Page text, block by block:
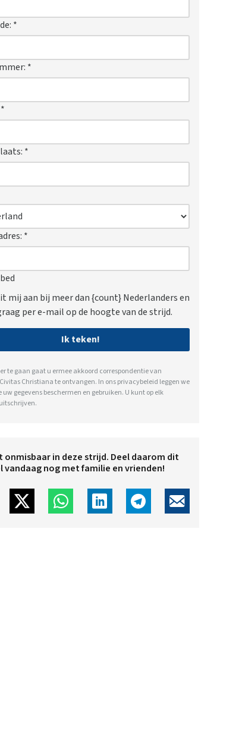
*
*
*
*
*
mij aan bij meer dan {count} Nederlanders en
per e-mail op de hoogte van de strijd.
Ik teken!
te gaan gaat u ermee akkoord correspondentie van
Christiana te ontvangen. In onsprivacybeleid leggen we
uw gegevens beschermen en gebruiken. U kunt op elk
onmisbaar in deze strijd. Deel daarom dit
vandaag nog met familie en vrienden!